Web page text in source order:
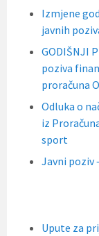
Izmjene
javnih
GODIŠNJI
poziva
proračuna
Odluka o
iz
sport
Javni poziv
Upute za